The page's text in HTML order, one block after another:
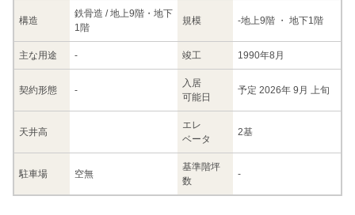
構造
鉄骨造 / 地上9階・地下
1階
規模 -地上9階 ・ 地下1階
主な用途 - 竣工 1990年8月
契約形態 -
入居
可能日
予定 2026年 9月 上旬
天井高
エレ
ベータ
2基
駐車場 空無
基準階坪
数
-